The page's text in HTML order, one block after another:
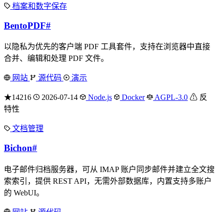
档案和数字保存
BentoPDF#
以隐私为优先的客户端 PDF 工具套件，支持在浏览器中直接
合并、编辑和处理 PDF 文件。
网站 源代码 演示
★14216 2026-07-14 Node.js Docker AGPL-3.0 ⚠ 反
特性
文档管理
Bichon#
电子邮件归档服务器，可从 IMAP 账户同步邮件并建立全文搜
索索引，提供 REST API，无需外部数据库，内置支持多账户
的 WebUI。